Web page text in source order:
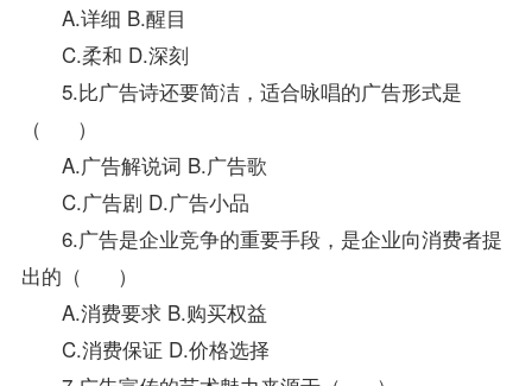
A.详细 B.醒目
C.柔和 D.深刻
5.比广告诗还要简洁，适合咏唱的广告形式是
（ ）
A.广告解说词 B.广告歌
C.广告剧 D.广告小品
6.广告是企业竞争的重要手段，是企业向消费者提
出的（ ）
A.消费要求 B.购买权益
C.消费保证 D.价格选择